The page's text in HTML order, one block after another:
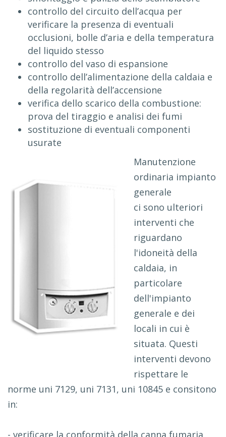
controllo del circuito dell’acqua per
verificare la presenza di eventuali
occlusioni, bolle d’aria e della temperatura
del liquido stesso
controllo del vaso di espansione
controllo dell’alimentazione della caldaia e
della regolarità dell’accensione
verifica dello scarico della combustione:
prova del tiraggio e analisi dei fumi
sostituzione di eventuali componenti
usurate
Manutenzione
ordinaria impianto
generale
ci sono ulteriori
interventi che
riguardano
l'idoneità della
caldaia, in
particolare
dell'impianto
generale e dei
locali in cui è
situata. Questi
interventi devono
rispettare le
norme uni 7129, uni 7131, uni 10845 e consitono
in:
- verificare la conformità della canna fumaria